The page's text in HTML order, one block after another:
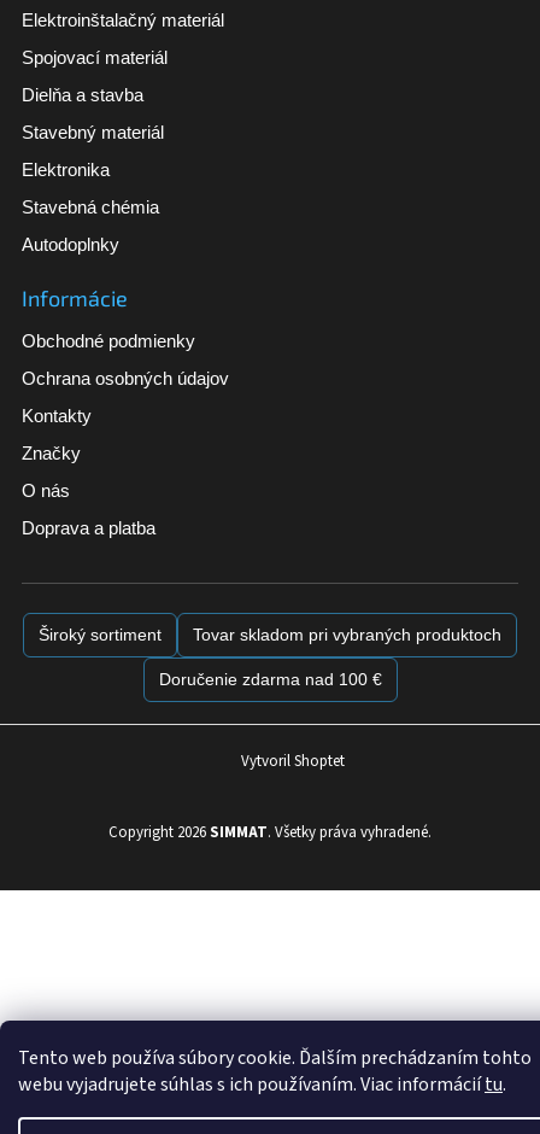
Tento web používa súbory cookie. Ďalším prechádzaním tohto
webu vyjadrujete súhlas s ich používaním. Viac informáciítu.
Elektroinštalačný materiál
Spojovací materiál
Dielňa a stavba
Stavebný materiál
Elektronika
Stavebná chémia
Autodoplnky
Informácie
Obchodné podmienky
Ochrana osobných údajov
Kontakty
Značky
O nás
Doprava a platba
Široký sortiment Tovar skladom pri vybraných produktoch
Doručenie zdarma nad 100 €
Vytvoril Shoptet
Copyright 2026SIMMAT. Všetky práva vyhradené.